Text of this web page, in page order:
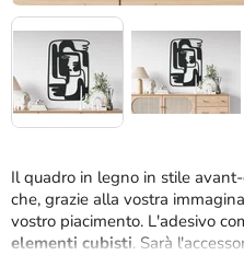
Il quadro in legno in stile
che, grazie alla vostra
vostro piacimento. L'adesivo
elementi cubisti. Sarà